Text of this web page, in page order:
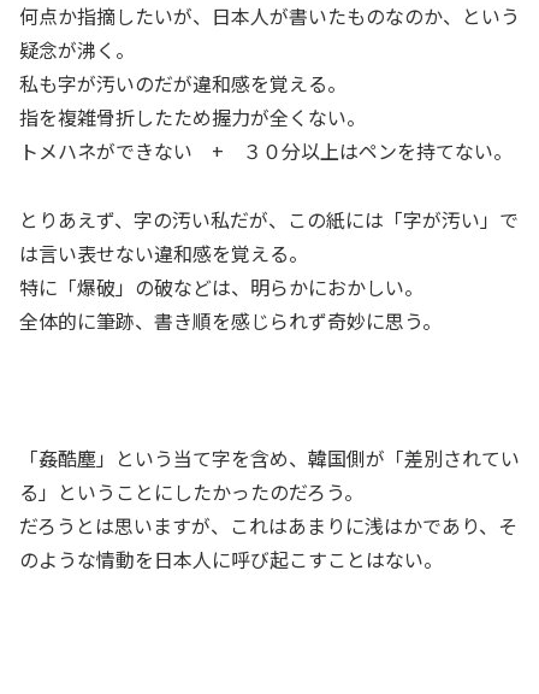
何点か指摘したいが、日本人が書いたものなのか、という
疑念が沸く。
私も字が汚いのだが違和感を覚える。
指を複雑骨折したため握力が全くない。
トメハネができない + ３０分以上はペンを持てない。
とりあえず、字の汚い私だが、この紙には「字が汚い」で
は言い表せない違和感を覚える。
特に「爆破」の破などは、明らかにおかしい。
全体的に筆跡、書き順を感じられず奇妙に思う。
「姦酷塵」という当て字を含め、韓国側が「差別されてい
る」ということにしたかったのだろう。
だろうとは思いますが、これはあまりに浅はかであり、そ
のような情動を日本人に呼び起こすことはない。